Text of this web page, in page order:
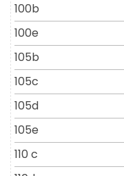
100b
100e
105b
105c
105d
105e
110 c